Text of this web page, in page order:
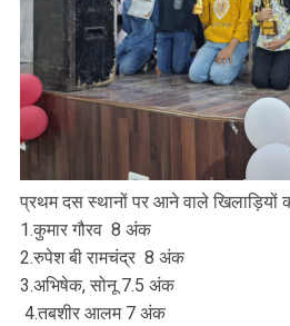
प्रथम दस स्थानों पर आने वाले खिलाड़ियों
1.कुमार गौरव 8 अंक
2.रुपेश बी रामचंद्र 8 अंक
3.अभिषेक, सोनू 7.5 अंक
4.तबशीर आलम 7 अंक